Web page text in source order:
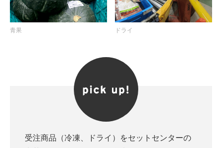
青果 ドライ
受注商品（冷凍、ドライ）をセットセンターの